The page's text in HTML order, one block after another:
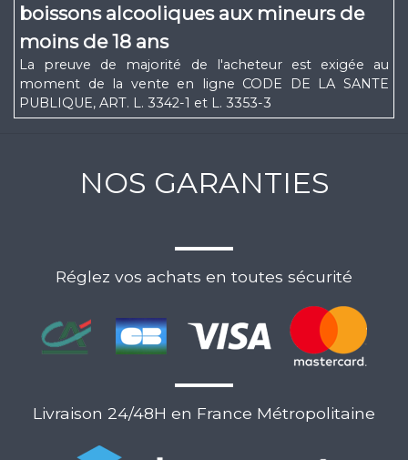
boissons alcooliques aux mineurs de
moins de 18 ans
La preuve de majorité de l'acheteur est exigée au
moment de la vente en ligne CODE DE LA SANTE
PUBLIQUE, ART. L. 3342-1 et L. 3353-3
NOS GARANTIES
Réglez vos achats en toutes sécurité
Livraison 24/48H en France Métropolitaine